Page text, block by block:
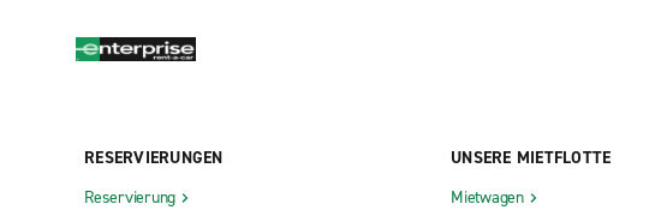
RESERVIERUNGEN
Reservierung
UNSERE MIETFLOTTE
Mietwagen